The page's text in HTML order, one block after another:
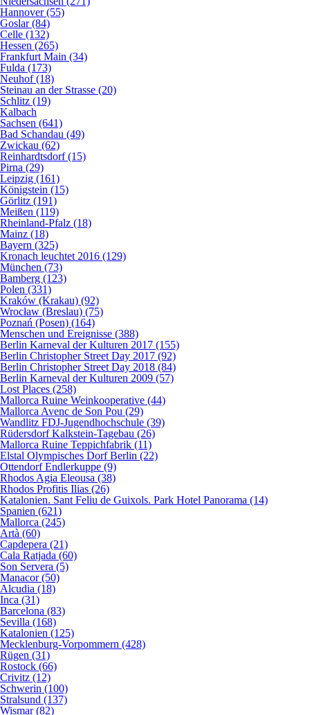
Hannover (55)
Goslar (84)
Celle (132)
Hessen (265)
Frankfurt Main (34)
Fulda (173)
Neuhof (18)
Steinau an der Strasse (20)
Schlitz (19)
Kalbach
Sachsen (641)
Bad Schandau (49)
Zwickau (62)
Reinhardtsdorf (15)
Pirna (29)
Leipzig (161)
Königstein (15)
Görlitz (191)
Meißen (119)
Rheinland-Pfalz (18)
Mainz (18)
Bayern (325)
Kronach leuchtet 2016 (129)
München (73)
Bamberg (123)
Polen (331)
Kraków (Krakau) (92)
Wrocław (Breslau) (75)
Poznań (Posen) (164)
Menschen und Ereignisse (388)
Berlin Karneval der Kulturen 2017 (155)
Berlin Christopher Street Day 2017 (92)
Berlin Christopher Street Day 2018 (84)
Berlin Karneval der Kulturen 2009 (57)
Lost Places (258)
Mallorca Ruine Weinkooperative (44)
Mallorca Avenc de Son Pou (29)
Wandlitz FDJ-Jugendhochschule (39)
Rüdersdorf Kalkstein-Tagebau (26)
Mallorca Ruine Teppichfabrik (11)
Elstal Olympisches Dorf Berlin (22)
Ottendorf Endlerkuppe (9)
Rhodos Agia Eleousa (38)
Rhodos Profitis Ilias (26)
Katalonien. Sant Feliu de Guixols. Park Hotel Panorama (14)
Spanien (621)
Mallorca (245)
Artà (60)
Capdepera (21)
Cala Ratjada (60)
Son Servera (5)
Manacor (50)
Alcudia (18)
Inca (31)
Barcelona (83)
Sevilla (168)
Katalonien (125)
Mecklenburg-Vorpommern (428)
Rügen (31)
Rostock (66)
Crivitz (12)
Schwerin (100)
Stralsund (137)
Wismar (82)